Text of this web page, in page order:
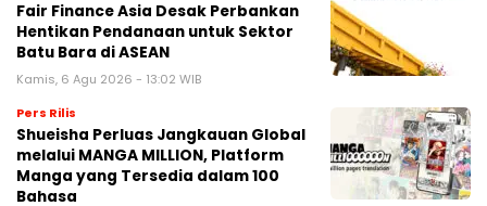
Fair Finance Asia Desak Perbankan
Hentikan Pendanaan untuk Sektor
Batu Bara di ASEAN
Kamis, 6 Agu 2026 - 13:02 WIB
Pers Rilis
Shueisha Perluas Jangkauan Global
melalui MANGA MILLION, Platform
Manga yang Tersedia dalam 100
Bahasa